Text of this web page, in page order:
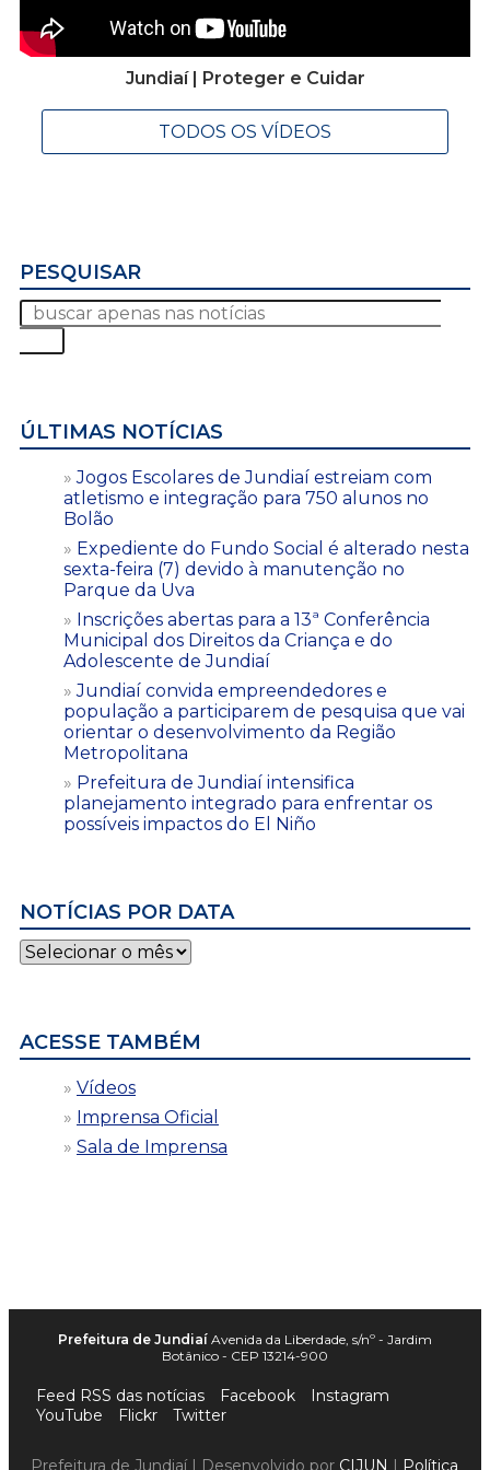
Jundiaí | Proteger e Cuidar
TODOS OS VÍDEOS
PESQUISAR
ÚLTIMAS NOTÍCIAS
Jogos Escolares de Jundiaí estreiam com
atletismo e integração para 750 alunos no
Bolão
Expediente do Fundo Social é alterado nesta
sexta-feira (7) devido à manutenção no
Parque da Uva
Inscrições abertas para a 13ª Conferência
Municipal dos Direitos da Criança e do
Adolescente de Jundiaí
Jundiaí convida empreendedores e
população a participarem de pesquisa que vai
orientar o desenvolvimento da Região
Metropolitana
Prefeitura de Jundiaí intensifica
planejamento integrado para enfrentar os
possíveis impactos do El Niño
NOTÍCIAS POR DATA
Notícias
por
ACESSE TAMBÉM
Vídeos
Imprensa Oficial
Sala de Imprensa
Prefeitura de Jundiaí Avenida da Liberdade, s/nº - Jardim
Botânico - CEP 13214-900
Feed RSS das notícias Facebook
Instagram
YouTube
Flickr Twitter
Prefeitura de Jundiaí | Desenvolvido por CIJUN | Política